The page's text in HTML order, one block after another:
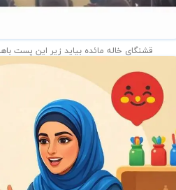
قشنگای خاله مائده بیاید زیر این پست